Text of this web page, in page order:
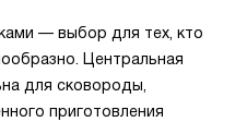
— выбор для тех, кто
Центральная
для сковороды,
приготовления